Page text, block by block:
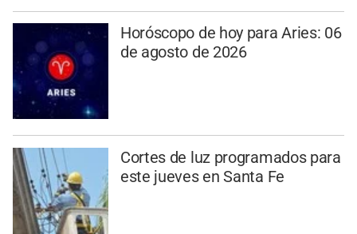
Horóscopo de hoy para Aries: 06
de agosto de 2026
Cortes de luz programados para
este jueves en Santa Fe